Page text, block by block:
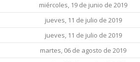
miércoles, 19 de junio de 2019
jueves, 11 de julio de 2019
jueves, 11 de julio de 2019
martes, 06 de agosto de 2019